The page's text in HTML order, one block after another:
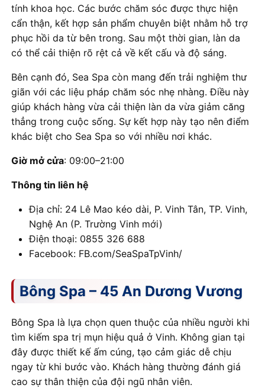
tính khoa học. Các bước chăm sóc được thực hiện
cẩn thận, kết hợp sản phẩm chuyên biệt nhằm hỗ trợ
phục hồi da từ bên trong. Sau một thời gian, làn da
có thể cải thiện rõ rệt cả về kết cấu và độ sáng.
Bên cạnh đó, Sea Spa còn mang đến trải nghiệm thư
giãn với các liệu pháp chăm sóc nhẹ nhàng. Điều này
giúp khách hàng vừa cải thiện làn da vừa giảm căng
thẳng trong cuộc sống. Sự kết hợp này tạo nên điểm
khác biệt cho Sea Spa so với nhiều nơi khác.
Giờ mở cửa: 09:00–21:00
Thông tin liên hệ
Địa chỉ: 24 Lê Mao kéo dài, P. Vinh Tân, TP. Vinh,
Nghệ An (P. Trường Vinh mới)
Điện thoại: 0855 326 688
Facebook: FB.com/SeaSpaTpVinh/
Bông Spa – 45 An Dương Vương
Bông Spa là lựa chọn quen thuộc của nhiều người khi
tìm kiếm spa trị mụn hiệu quả ở Vinh. Không gian tại
đây được thiết kế ấm cúng, tạo cảm giác dễ chịu
ngay từ khi bước vào. Khách hàng thường đánh giá
cao sự thân thiện của đội ngũ nhân viên.